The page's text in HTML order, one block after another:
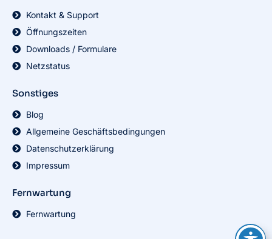
Kontakt & Support
Öffnungszeiten
Downloads / Formulare
Netzstatus
Sonstiges
Blog
Allgemeine Geschäftsbedingungen
Datenschutzerklärung
Impressum
Fernwartung
Fernwartung